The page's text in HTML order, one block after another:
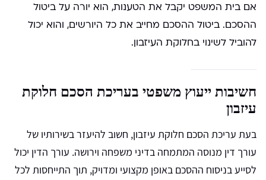
אם בית המשפט יקבל את הטענות, הוא יורה על ביטול
ההסכם. ביטול ההסכם מחייב את כל היורשים, והוא יכול
להוביל לשינוי בחלוקת העיזבון.
חשיבות ייעוץ משפטי בעריכת הסכם חלוקת
עיזבון
בעת עריכת הסכם חלוקת עיזבון, חשוב להיעזר בשירותיו של
עורך דין מנוסה המתמחה בדיני משפחה וירושה. עורך הדין יכול
לסייע בניסוח ההסכם באופן מקצועי ומדויק, תוך התייחסות לכל